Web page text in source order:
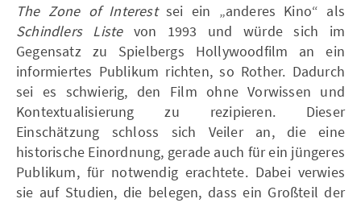
The Zone of Interestsei ein „anderes Kino“ als
Schindlers Liste von 1993 und würde sich im
Gegensatz zu Spielbergs Hollywoodfilm an ein
informiertes Publikum richten, so Rother. Dadurch
sei es schwierig, den Film ohne Vorwissen und
Kontextualisierung zu rezipieren. Dieser
Einschätzung schloss sich Veiler an, die eine
historische Einordnung, gerade auch für ein jüngeres
Publikum, für notwendig erachtete. Dabei verwies
sie auf Studien, die belegen, dass ein Großteil der